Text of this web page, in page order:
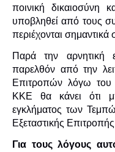
ποινική δικαιοσύνη
υποβληθεί από τους
περιέχονται σημαντικά
Παρά την αρνητική
παρελθόν από την
Επιτροπών λόγω του
ΚΚΕ θα κάνει ότι
εγκλήματος των
Εξεταστικής
Για τους λόγους